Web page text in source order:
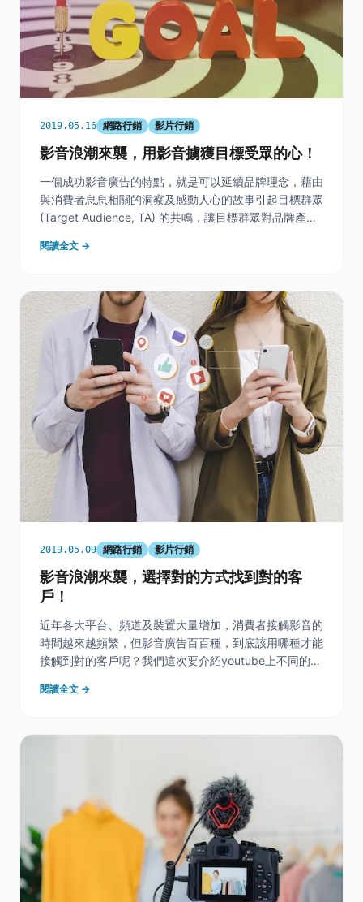
2019.05.16 網路行銷 影片行銷
影音浪潮來襲，用影音擄獲目標受眾的心！
一個成功影音廣告的特點，就是可以延續品牌理念，藉由
與消費者息息相關的洞察及感動人心的故事引起目標群眾
(Target Audience, TA) 的共鳴，讓目標群眾對品牌產生
先考慮此品牌產品。進而產生購買行為，甚至能將品牌推
閱讀全文 →
2019.05.09 網路行銷 影片行銷
影音浪潮來襲，選擇對的方式找到對的客
戶！
近年各大平台、頻道及裝置大量增加，消費者接觸影音的
時間越來越頻繁，但影音廣告百百種，到底該用哪種才能
接觸到對的客戶呢？我們這次要介紹youtube上不同的影
化的經驗。 &nbsp; 近幾年隨著行動網路的普及，觀看影
閱讀全文 →